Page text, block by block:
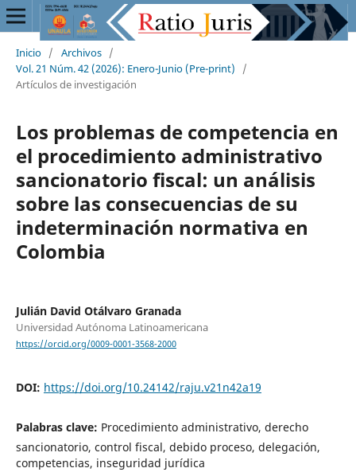
Inicio / Archivos /
Vol. 21 Núm. 42 (2026): Enero-Junio (Pre-print)
/
Artículos de investigación
Los problemas de competencia en
el procedimiento administrativo
sancionatorio fiscal: un análisis
sobre las consecuencias de su
indeterminación normativa en
Colombia
Julián David Otálvaro Granada
Universidad Autónoma Latinoamericana
https://orcid.org/0009-0001-3568-2000
DOI: https://doi.org/10.24142/raju.v21n42a19
Palabras clave: Procedimiento administrativo, derecho
sancionatorio, control fiscal, debido proceso, delegación,
competencias, inseguridad jurídica